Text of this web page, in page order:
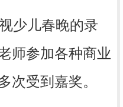
少儿春晚的录
师参加各种商业
次受到嘉奖。